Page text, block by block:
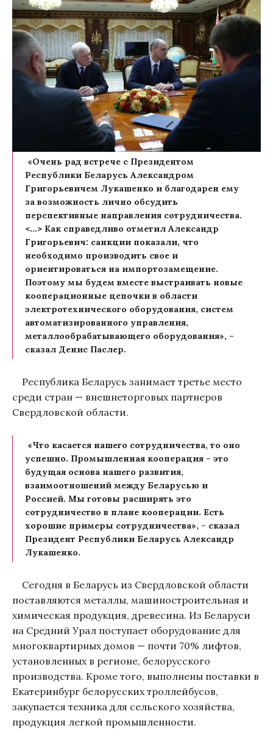
«Очень рад встрече с Президентом
Республики Беларусь Александром
Григорьевичем Лукашенко и благодарен ему
за возможность лично обсудить
перспективные направления сотрудничества.
<…> Как справедливо отметил Александр
Григорьевич: санкции показали, что
необходимо производить свое и
ориентироваться на импортозамещение.
Поэтому мы будем вместе выстраивать новые
кооперационные цепочки в области
электротехнического оборудования, систем
автоматизированного управления,
металлообрабатывающего оборудования», –
сказал Денис Паслер.
Республика Беларусь занимает третье место
среди стран — внешнеторговых партнеров
Свердловской области.
«Что касается нашего сотрудничества, то оно
успешно. Промышленная кооперация – это
будущая основа нашего развития,
взаимоотношений между Беларусью и
Россией. Мы готовы расширять это
сотрудничество в плане кооперации. Есть
хорошие примеры сотрудничества», – сказал
Президент Республики Беларусь Александр
Лукашенко.
Сегодня в Беларусь из Свердловской области
поставляются металлы, машиностроительная и
химическая продукция, древесина. Из Беларуси
на Средний Урал поступает оборудование для
многоквартирных домов — почти 70% лифтов,
установленных в регионе, белорусского
производства. Кроме того, выполнены поставки в
Екатеринбург белорусских троллейбусов,
закупается техника для сельского хозяйства,
продукция легкой промышленности.